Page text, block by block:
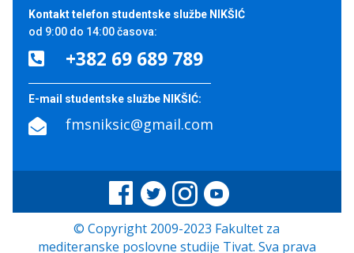
Kontakt telefon studentske službe NIKŠIĆ
od 9:00 do 14:00 časova:
 +382 69 689 789
E-mail studentske službe NIKŠIĆ:
 fmsniksic@gmail.com
© Copyright 2009-2023 Fakultet za
mediteranske poslovne studije Tivat. Sva prava